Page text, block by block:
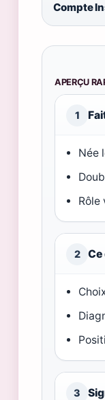
Compte
APERÇU
1
Née
Rôle
2 Ce
3